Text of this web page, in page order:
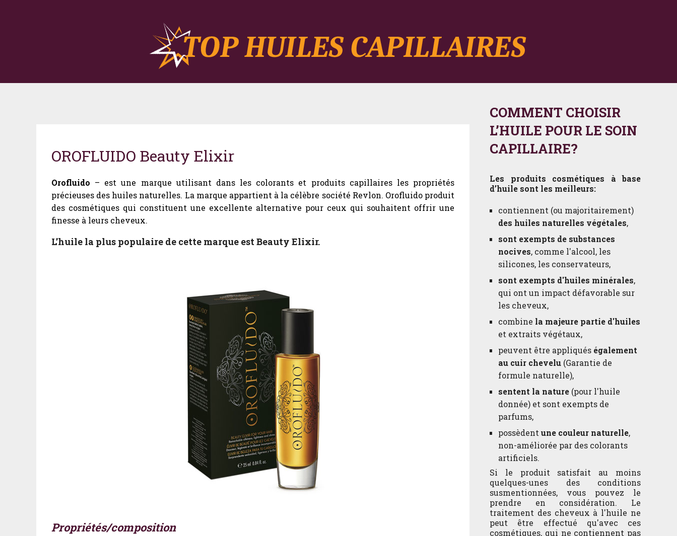
OROFLUIDO Beauty Elixir
Orofluido – est une marque utilisant dans les colorants et produits capillaires les propriétés
précieuses des huiles naturelles. La marque appartient à la célèbre société Revlon. Orofluido produit
des cosmétiques qui constituent une excellente alternative pour ceux qui souhaitent offrir une
finesse à leurs cheveux.
L’huile la plus populaire de cette marque est Beauty Elixir.
Propriétés/composition
COMMENT CHOISIR
L’HUILE POUR LE SOIN
CAPILLAIRE?
Les produits cosmétiques à base
d’huile sont les meilleurs:
contiennent (ou majoritairement)
des huiles naturelles végétales,
sont exempts de substances
nocives, comme l'alcool, les
silicones, les conservateurs,
sont exempts d'huiles minérales,
qui ont un impact défavorable sur
les cheveux,
combine la majeure partie d'huiles
et extraits végétaux,
peuvent être appliqués également
au cuir chevelu (Garantie de
formule naturelle),
sentent la nature (pour l'huile
donnée) et sont exempts de
parfums,
possèdent une couleur naturelle,
non-améliorée par des colorants
artificiels.
Si le produit satisfait au moins
quelques-unes des conditions
susmentionnées, vous pouvez le
prendre en considération. Le
traitement des cheveux à l'huile ne
peut être effectué qu'avec ces
cosmétiques, qui ne contiennent pas